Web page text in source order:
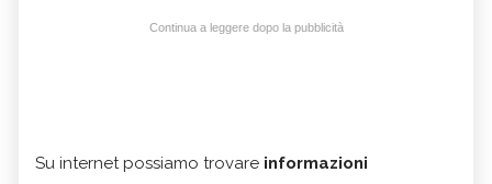
Continua a leggere dopo la pubblicità
Su internet possiamo trovare informazioni